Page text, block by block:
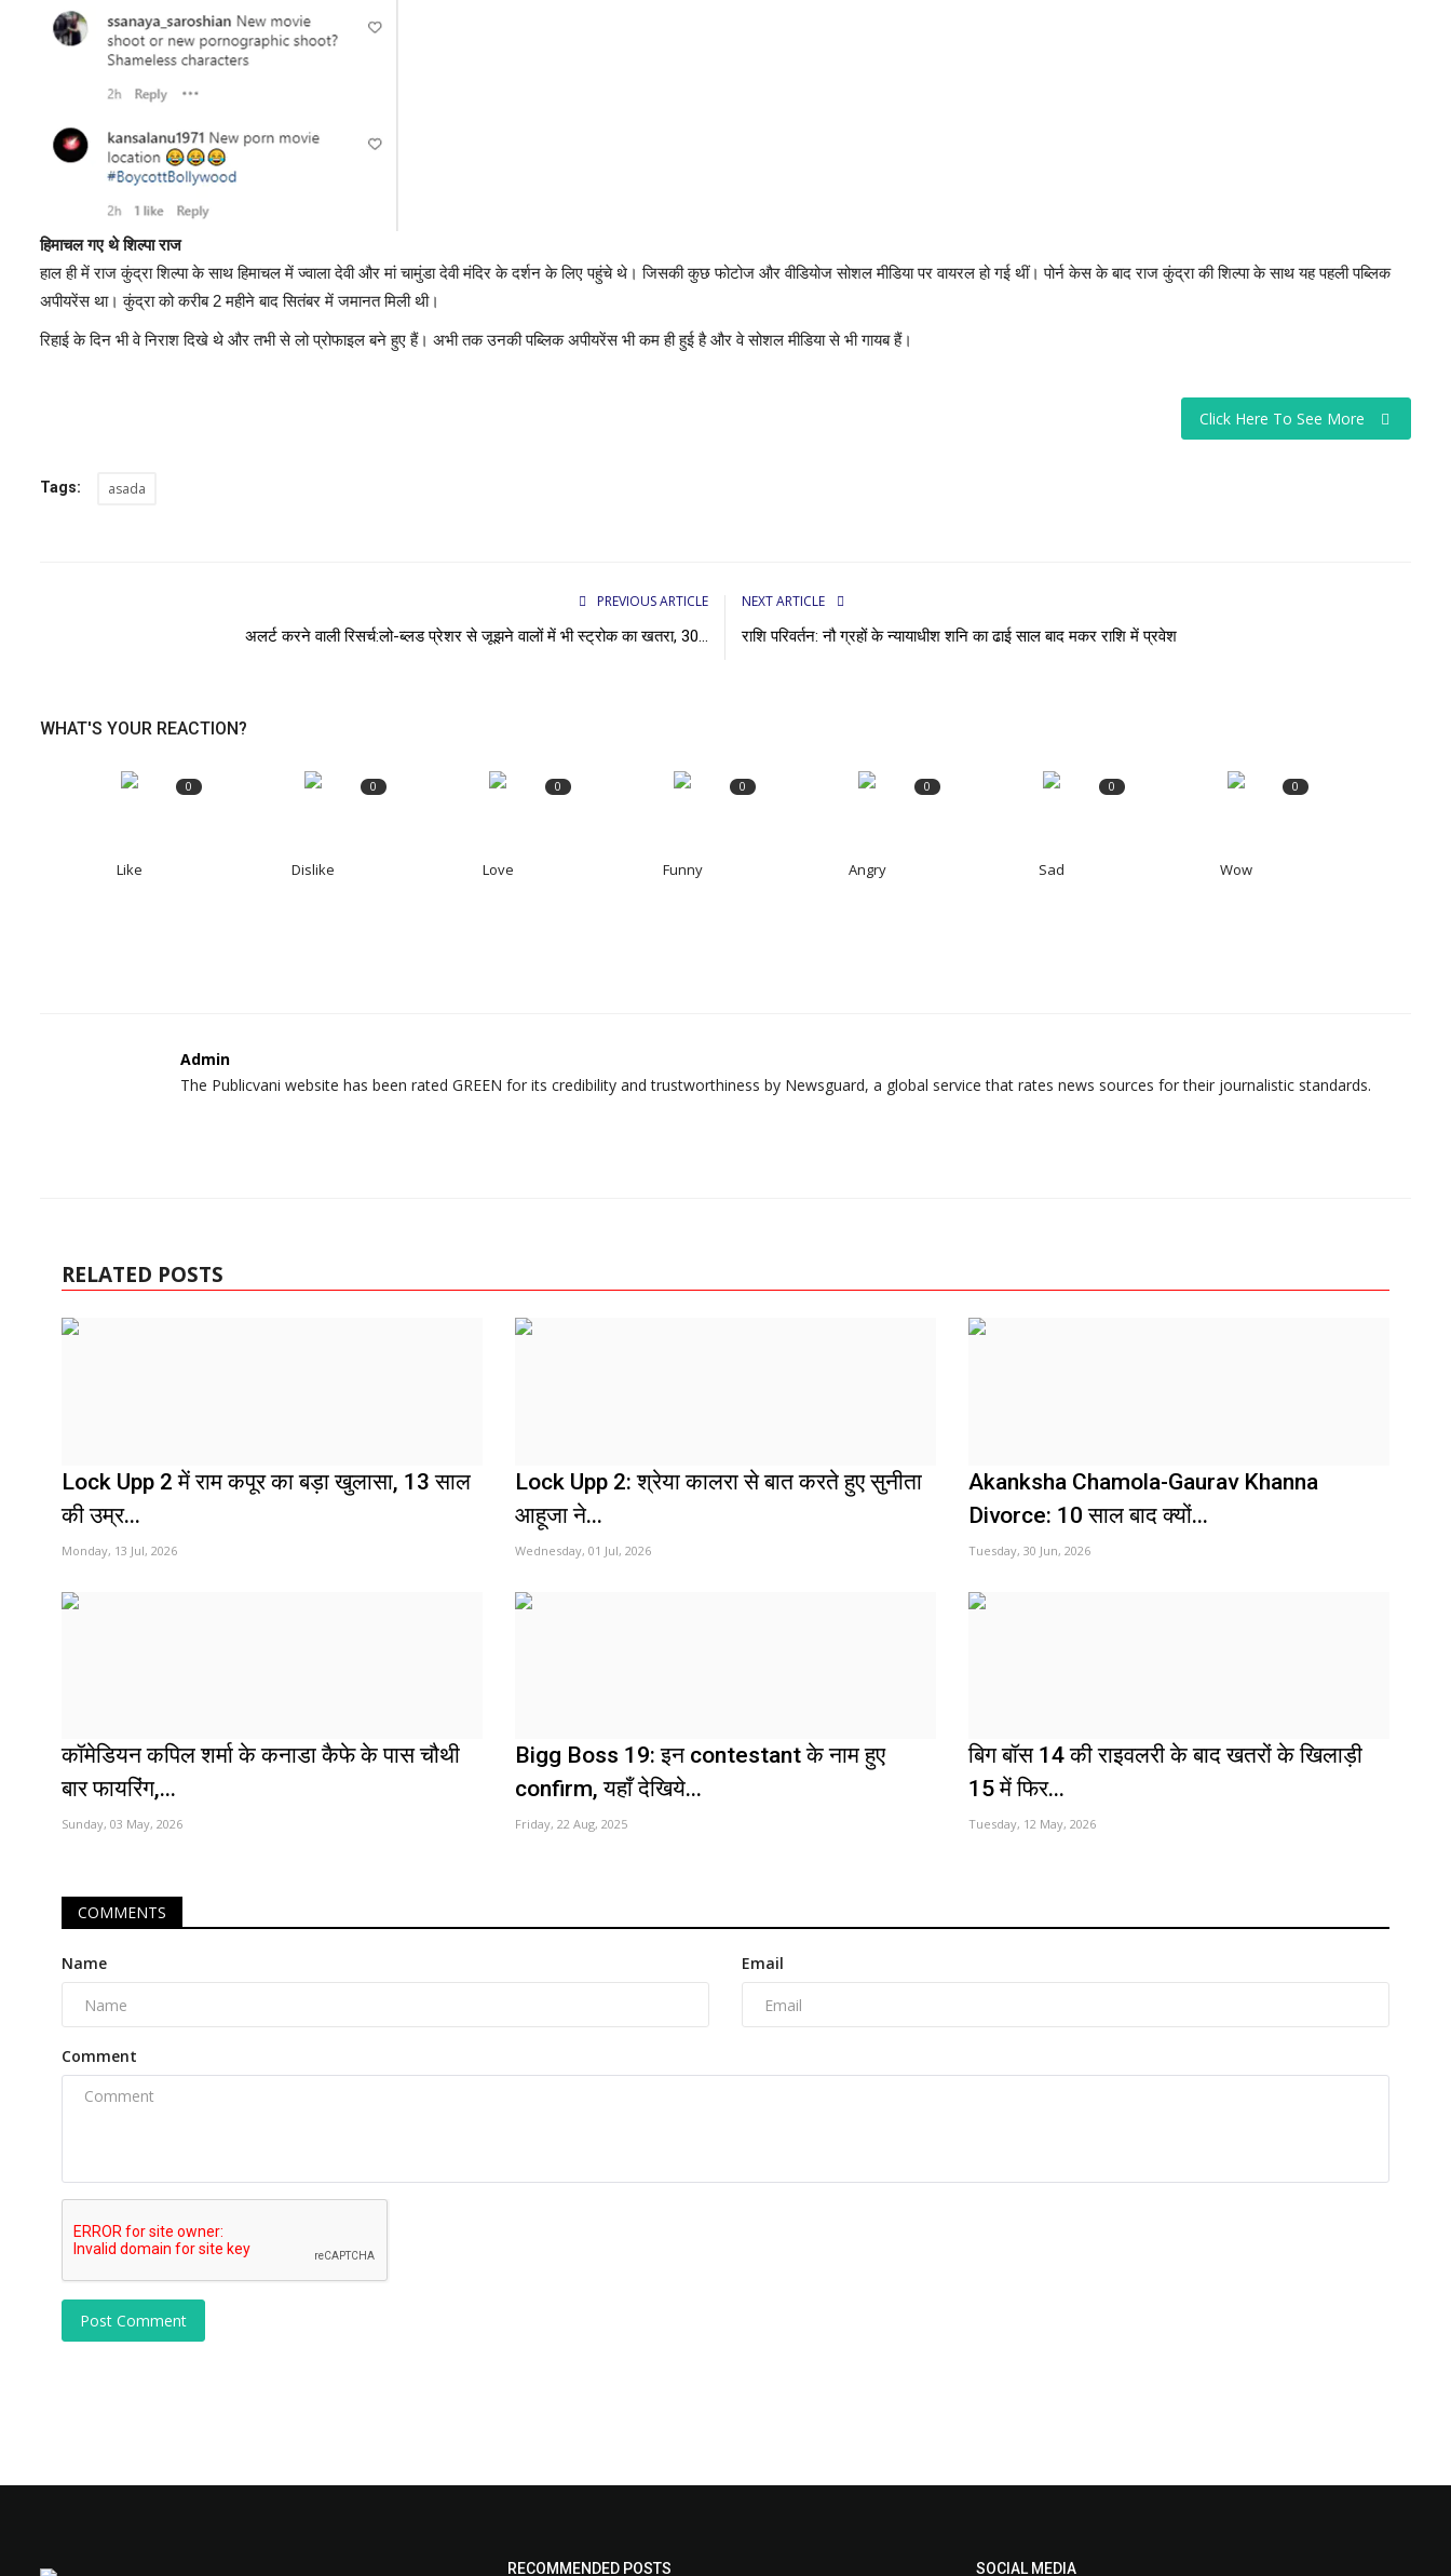
हिमाचल गए थे शिल्पा राज
हाल ही में राज कुंद्रा शिल्पा के साथ हिमाचल में ज्वाला देवी और मां चामुंडा देवी मंदिर के दर्शन के लिए पहुंचे थे। जिसकी कुछ फोटोज और वीडियोज सोशल मीडिया पर वायरल हो गई थीं। पोर्न केस के बाद राज कुंद्रा की शिल्पा के साथ यह पहली पब्लिक
अपीयरेंस था। कुंद्रा को करीब 2 महीने बाद सितंबर में जमानत मिली थी।
रिहाई के दिन भी वे निराश दिखे थे और तभी से लो प्रोफाइल बने हुए हैं। अभी तक उनकी पब्लिक अपीयरेंस भी कम ही हुई है और वे सोशल मीडिया से भी गायब हैं।
Click Here To See More
Tags: asada
PREVIOUS ARTICLE
अलर्ट करने वाली रिसर्च:लो-ब्लड प्रेशर से जूझने वालों में भी स्ट्रोक का खतरा, 30...
NEXT ARTICLE
राशि परिवर्तन: नौ ग्रहों के न्यायाधीश शनि का ढाई साल बाद मकर राशि में प्रवेश
WHAT'S YOUR REACTION?
0
Like
0
Dislike
0
Love
0
Funny
0
Angry
0
Sad
0
Wow
Admin
The Publicvani website has been rated GREEN for its credibility and trustworthiness by Newsguard, a global service that rates news sources for their journalistic standards.
RELATED POSTS
Lock Upp 2 में राम कपूर का बड़ा खुलासा, 13 साल
की उम्र...
Monday, 13 Jul, 2026
Lock Upp 2: श्रेया कालरा से बात करते हुए सुनीता
आहूजा ने...
Wednesday, 01 Jul, 2026
Akanksha Chamola-Gaurav Khanna
Divorce: 10 साल बाद क्यों...
Tuesday, 30 Jun, 2026
कॉमेडियन कपिल शर्मा के कनाडा कैफे के पास चौथी
बार फायरिंग,...
Sunday, 03 May, 2026
Bigg Boss 19: इन contestant के नाम हुए
confirm, यहाँ देखिये...
Friday, 22 Aug, 2025
बिग बॉस 14 की राइवलरी के बाद खतरों के खिलाड़ी
15 में फिर...
Tuesday, 12 May, 2026
COMMENTS
Name Email
Comment
Post Comment
RECOMMENDED POSTS SOCIAL MEDIA